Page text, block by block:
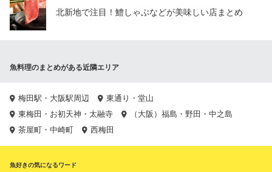
北新地で注目！鱧しゃぶなどが美味しい店まとめ
魚料理のまとめがある近隣エリア
梅田駅・大阪駅周辺
東通り・堂山
東梅田・お初天神・太融寺
（大阪）福島・野田・中之島
茶屋町・中崎町
西梅田
魚好きの気になるワード